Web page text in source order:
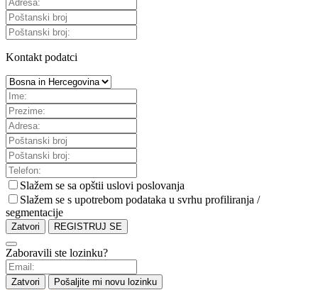
Kontakt podatci
Slažem se sa opštii uslovi poslovanja
Slažem se s upotrebom podataka u svrhu profiliranja /
segmentacije
Zatvori REGISTRUJ SE
Zaboravili ste lozinku?
Zatvori Pošaljite mi novu lozinku